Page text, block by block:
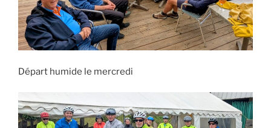
Départ humide le mercredi